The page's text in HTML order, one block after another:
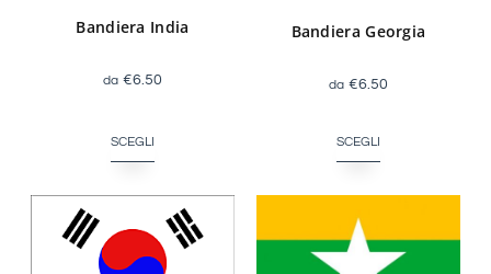
Bandiera India
€6.50
SCEGLI
Bandiera Georgia
€6.50
SCEGLI